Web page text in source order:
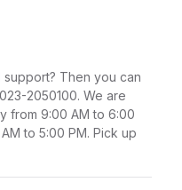
Then you can
2050100. We are
from 9:00 AM to 6:00
to 5:00 PM. Pick up